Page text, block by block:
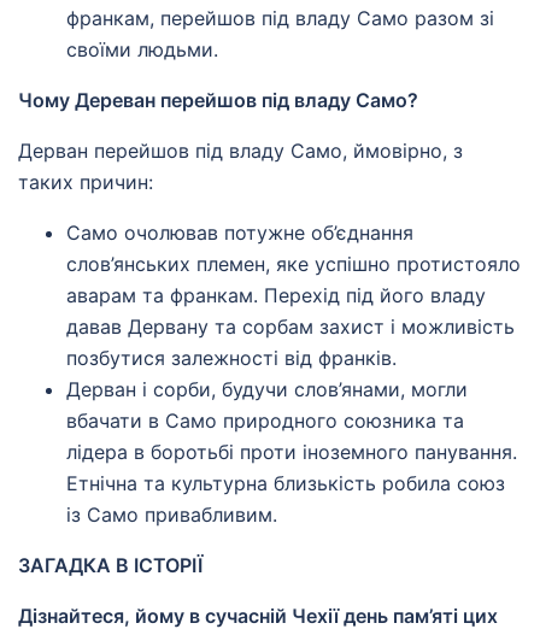
франкам, перейшов під владу Само разом зі
своїми людьми.
Чому Дереван перейшов під владу Само?
Дерван перейшов під владу Само, ймовірно, з
таких причин:
Само очолював потужне об’єднання
слов’янських племен, яке успішно протистояло
аварам та франкам. Перехід під його владу
давав Дервану та сорбам захист і можливість
позбутися залежності від франків.
Дерван і сорби, будучи слов’янами, могли
вбачати в Само природного союзника та
лідера в боротьбі проти іноземного панування.
Етнічна та культурна близькість робила союз
із Само привабливим.
ЗАГАДКА В ІСТОРІЇ
Дізнайтеся, йому в сучасній Чехії день пам’яті цих